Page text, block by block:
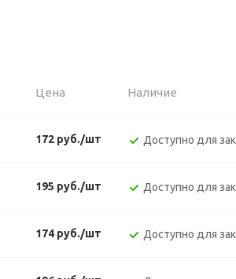
Цена Наличие
172 руб./шт Доступно для
195 руб./шт Доступно для
174 руб./шт Доступно для